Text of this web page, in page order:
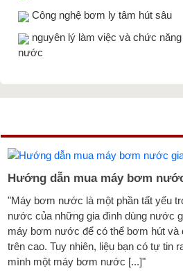
Công nghệ bơm ly tâm hút sâu
nguyên lý làm việc và chức
nước
Hướng dẫn mua máy bơm
"Máy bơm nước là một phần tất yếu
nước của những gia đình dùng nước
máy bơm nước để có thể bơm hút
trên cao. Tuy nhiên, liệu bạn có tự tin
mình một máy bơm nước [...]"